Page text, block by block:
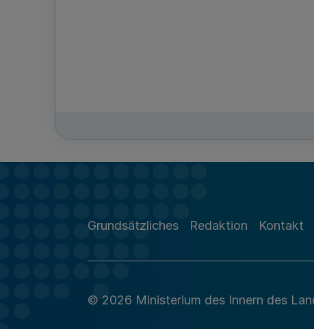
Grundsätzliches Redaktion Kontakt
© 2026 Ministerium des Innern des